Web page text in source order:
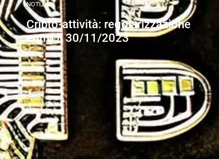
NOTIZIE
Cripto-attività: regolarizzazione
entro il 30/11/2023